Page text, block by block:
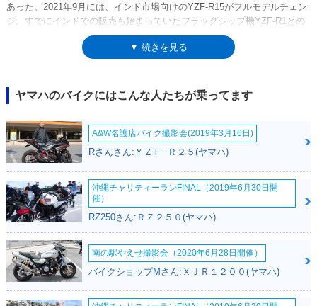
あった。2021年9月には、インド市場向けのYZF-R15がフルモデルチェン
ジ。すでにインドでの販売も始まっていたフラッグシップ機YZF-R1との
関連を強く感じさせるデザインが採用され、倒立フォークやトラクション
コントロールを採用。アップのみ対応ながら、クイックシフターが、青色
本国内でもYZF-R15が販売されることが発表され、同年10月、正規販売モ
デルとして、カタログラインナップに加わった。日本向けモデルでは、ク
イックシフターはアクセサリー設定だった。排気量155ccの可変バルブ機
構付き水冷単気筒OHC4バルブエンジンを、デルタボックス式のフレーム
に搭載。なお、同時期に日本国内で新発売されたYZF-R125は、このYZF-
R15に124ccエンジンを登載した原付２種モデルだったが、YZF-R15は軽
た。
▼ 続きを見る
ヤマハのバイクにはこんな人たちが乗ってます
A&W名護店バイク撮影会(2019年3月16日)
Rさんさん:ＹＺＦ−Ｒ２５(ヤマハ)
沖縄チャリティーランFINAL（2019年6月30日開
催）
RZ250さん:ＲＺ２５０(ヤマハ)
南の駅やえせ撮影会（2020年6月28日開催）
バイクショップMさん:ＸＪＲ１２００(ヤマハ)